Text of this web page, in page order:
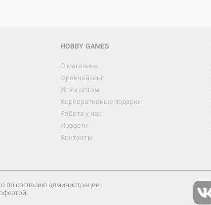
HOBBY GAMES
О магазине
Франчайзинг
Игры оптом
Корпоративные подарки
Работа у нас
Новости
Контакты
по согласию администрации
799
Настольная игра Hobby World Сумерки
империи. Четвёртая редакция: Грозовой
Рубеж
12 990